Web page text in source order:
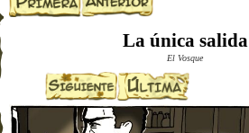
La única salida
El Vosque